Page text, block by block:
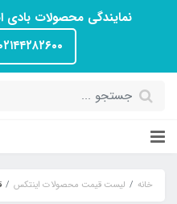
نمایندگی محصولات
۰۲۱۴۴۲۸۲۶۰۰ پیگیری
خانه لیست قیمت محصولات اینتکس